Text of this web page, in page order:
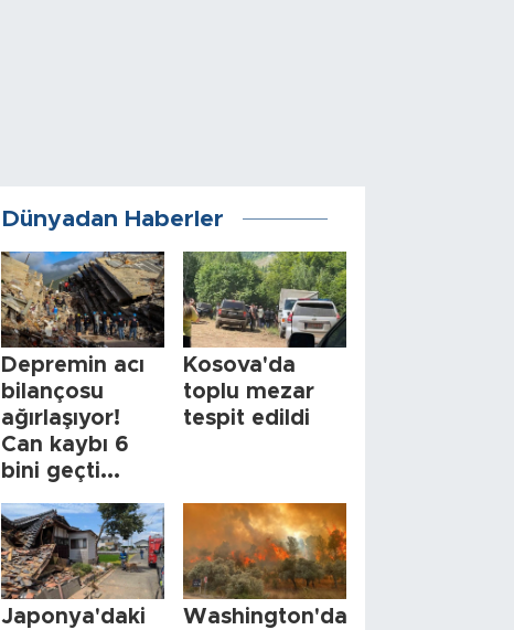
Dünyadan Haberler
Depremin acı
bilançosu
ağırlaşıyor!
Can kaybı 6
bini geçti...
Kosova'da
toplu mezar
tespit edildi
Japonya'daki
Washington'da